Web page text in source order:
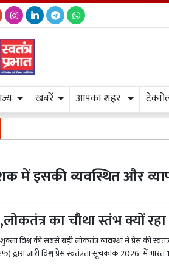
खबरें आपका शहर
में इसकी व्यवस्थित और
का चौथा स्तंभ क्यों
विश्व की सबसे बड़ी लोकतंत्र व्यवस्था में प्रेस की
द्वारा जारी विश्व प्रेस स्वतंत्रता सूचकांक 2026 में